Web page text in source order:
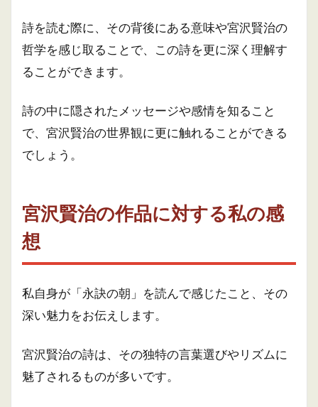
詩を読む際に、その背後にある意味や宮沢賢治の
哲学を感じ取ることで、この詩を更に深く理解す
ることができます。
詩の中に隠されたメッセージや感情を知ること
で、宮沢賢治の世界観に更に触れることができる
でしょう。
宮沢賢治の作品に対する私の感
想
私自身が「永訣の朝」を読んで感じたこと、その
深い魅力をお伝えします。
宮沢賢治の詩は、その独特の言葉選びやリズムに
魅了されるものが多いです。